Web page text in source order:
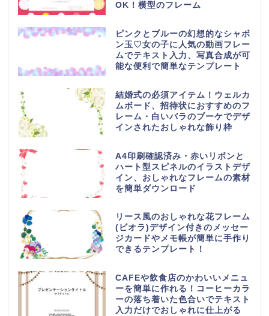
OK！横型のフレーム
ピンクとブルーの幻想的なシャボ
ン玉♡女の子に人気の動画フレー
ムでテキスト入力、写真合成が可
能な便利で簡単なテンプレート
結婚式の必須アイテム！ウェルカ
ムボード、招待状におすすめのフ
レーム・白いバラのブーケでデザ
インされたおしゃれな飾り枠
A4印刷確認済み・赤いリボンと
ハート型スピネルのイラストデザ
イン、おしゃれなフレームの素材
を簡単ダウンロード
リース風のおしゃれな花フレーム
(ビオラ)デザイン付きのメッセー
ジカードやメモ帳が簡単に手作り
できるテンプレート！
CAFEや飲食店のかわいいメニュ
ーを簡単に作れる！コーヒーカラ
ーの落ち着いた色合いでテキスト
入力だけでおしゃれに仕上がる